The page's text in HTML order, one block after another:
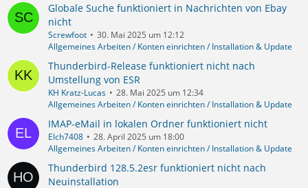
Globale Suche funktioniert in Nachrichten von Ebay
nicht
Screwfoot
30. Mai 2025 um 12:12
Allgemeines Arbeiten / Konten einrichten / Installation & Update
Thunderbird-Release funktioniert nicht nach
Umstellung von ESR
KH Kratz-Lucas
28. Mai 2025 um 12:34
Allgemeines Arbeiten / Konten einrichten / Installation & Update
IMAP-eMail in lokalen Ordner funktioniert nicht
Elch7408
28. April 2025 um 18:00
Allgemeines Arbeiten / Konten einrichten / Installation & Update
Thunderbird 128.5.2esr funktioniert nicht nach
Neuinstallation